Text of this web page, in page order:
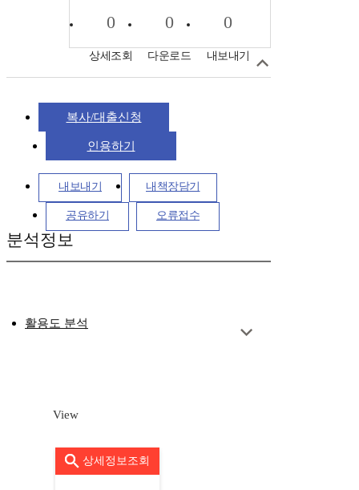
0
상세조회
0
다운로드
0
내보내기
복사/대출신청
인용하기
내보내기 내책장담기
공유하기 오류접수
분석정보
활용도 분석
View
상세정보조회